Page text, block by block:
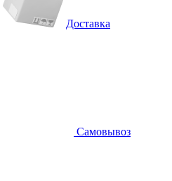
Доставка
Самовывоз